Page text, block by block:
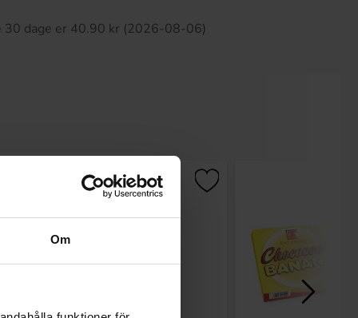
Om
30 dage er 40.90 kr (2026-08-06)